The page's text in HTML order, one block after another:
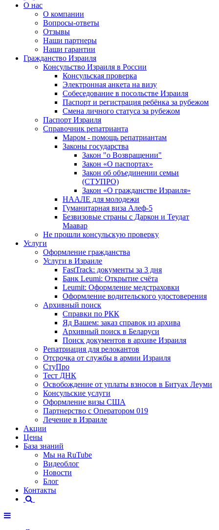
О нас
О компании
Вопросы-ответы
Отзывы
Наши партнеры
Наши гарантии
Гражданство Израиля
Консульство Израиля в России
Консульская проверка
Электронная анкета на визу
Собеседование в посольстве Израиля
Паспорт и регистрация ребёнка за рубежом
Смена личного статуса за рубежом
Паспорт Израиля
Справочник репатрианта
Маром - помощь репатриантам
Законы государства
Закон "о Возвращении"
Закон «О паспортах»
Закон об объединении семьи
(СТУПРО)
Закон «О гражданстве Израиля»
НААЛЕ для молодежи
Гуманитарная виза Алеф-5
Безвизовые страны с Даркон и Теудат
Маавар
Не прошли консульскую проверку
Услуги
Оформление гражданства
Услуги в Израиле
FastTrack: документы за 3 дня
Банк Leumi: Открытие счёта
Leumit: Оформление медстраховки
Оформление водительского удостоверения
Архивный поиск
Справки по РКК
Яд Вашем: заказ справок из архива
Архивный поиск в Беларуси
Поиск документов в архиве Израиля
Репатриация для релокантов
Отсрочка от службы в армии Израиля
СтуПро
Тест ДНК
Освобождение от уплаты взносов в Битуах Леуми
Консульские услуги
Оформление визы США
Партнерство с Оператором 019
Лечение в Израиле
Акции
Цены
База знаний
Мы на RuTube
Видеоблог
Новости
Блог
Контакты